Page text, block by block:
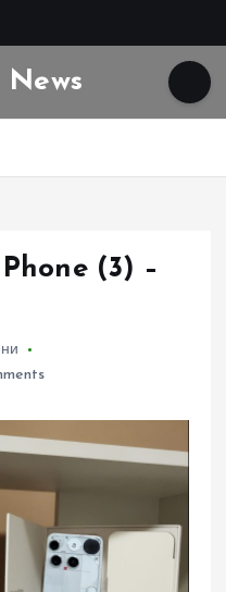
News
(3) –